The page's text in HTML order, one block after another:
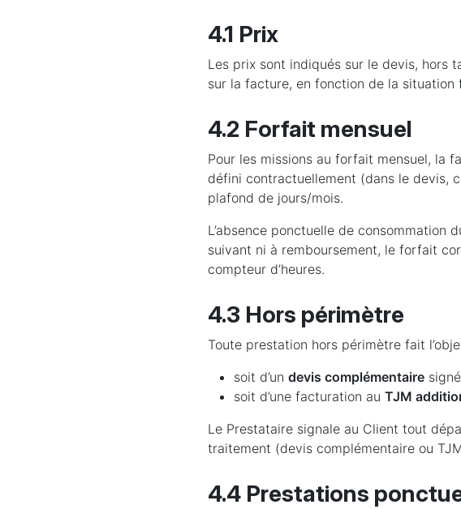
4.1 Prix
Les prix sont indiqués sur le devis, hors
sur la facture, en fonction de la situation
4.2 Forfait mensuel
Pour les missions au forfait mensuel, la
défini contractuellement (dans le devis,
plafond de jours/mois.
L’absence ponctuelle de consommation
suivant ni à remboursement, le forfait
compteur d’heures.
4.3 Hors périmètre
Toute prestation hors périmètre fait
soit d’un devis complémentaire
soit d’une facturation au TJM
Le Prestataire signale au Client tout
traitement (devis complémentaire ou
4.4 Prestations